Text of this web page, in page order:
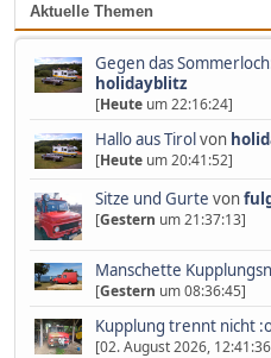
Aktuelle Themen
Gegen das
holidayblitz
[Heuteum 22:16:24]
Hallo aus Tirol von
[Heuteum 20:41:52]
Sitze und Gurte von
[Gestern um 21:37:13]
Manschette
[Gestern um 08:36:45]
Kupplung trennt nicht
[02. August 2026,